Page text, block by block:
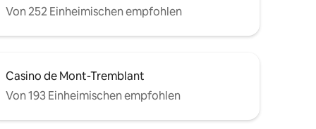
Von 252 Einheimischen empfohlen
Casino de Mont-Tremblant
Von 193 Einheimischen empfohlen